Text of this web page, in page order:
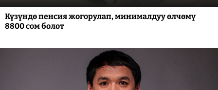
Күзүндө пенсия жогорулап, минималдуу өлчөмү
8800 сом болот